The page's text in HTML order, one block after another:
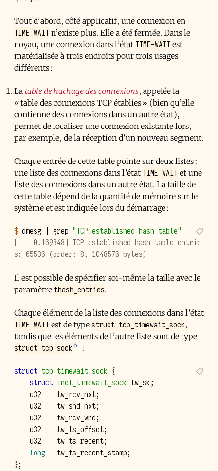
Tout d’abord, côté applicatif, une connexion en
TIME-WAITn’existe plus. Elle a été fermée. Dans le
noyau, une connexion dans l’état TIME-WAITest
matérialisée à trois endroits pour trois usages
différents :
La table de hachage des connexions, appelée la
« table des connexions TCP établies » (bien qu’elle
contienne des connexions dans un autre état),
permet de localiser une connexion existante lors,
par exemple, de la réception d’un nouveau segment.
Chaque entrée de cette table pointe sur deux listes :
une liste des connexions dans l’état TIME-WAITet une
liste des connexions dans un autre état. La taille de
cette table dépend de la quantité de mémoire sur le
système et est indiquée lors du démarrage :
$ dmesg | grep "TCP established hash table"
[    0.169348] TCP established hash table entrie
s: 65536 (order: 8, 1048576 bytes)
Il est possible de spécifier soi-même la taille avec le
paramètre thash_entries.
Chaque élément de la liste des connexions dans l’état
TIME-WAITest de type struct tcp_timewait_sock,
tandis que les éléments de l’autre liste sont de type
struct tcp_sock6 :
struct tcp_timewait_sock {
struct inet_timewait_sock tw_sk;
u32
tw_rcv_nxt;
u32
tw_snd_nxt;
u32
tw_rcv_wnd;
u32
tw_ts_offset;
u32
tw_ts_recent;
long
tw_ts_recent_stamp;
};